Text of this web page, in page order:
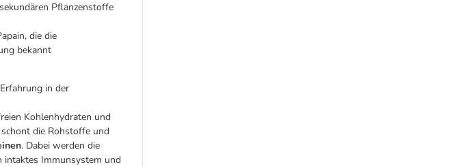
Pflanzenstoffe
die die
bekannt
in der
Kohlenhydraten und
schont die Rohstoffe und
. Dabei werden die
intaktes Immunsystem und